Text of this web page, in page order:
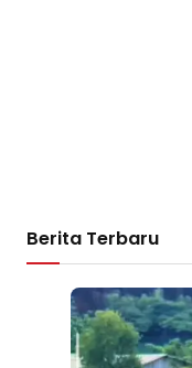
Berita Terbaru